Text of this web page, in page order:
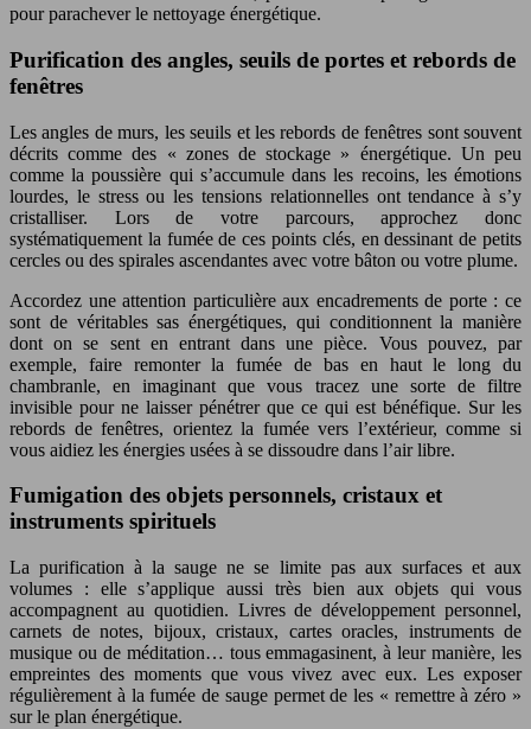
pour parachever le nettoyage énergétique.
Purification des angles, seuils de portes et rebords de
fenêtres
Les angles de murs, les seuils et les rebords de fenêtres sont souvent
décrits comme des « zones de stockage » énergétique. Un peu
comme la poussière qui s’accumule dans les recoins, les émotions
lourdes, le stress ou les tensions relationnelles ont tendance à s’y
cristalliser. Lors de votre parcours, approchez donc
systématiquement la fumée de ces points clés, en dessinant de petits
cercles ou des spirales ascendantes avec votre bâton ou votre plume.
Accordez une attention particulière aux encadrements de porte : ce
sont de véritables sas énergétiques, qui conditionnent la manière
dont on se sent en entrant dans une pièce. Vous pouvez, par
exemple, faire remonter la fumée de bas en haut le long du
chambranle, en imaginant que vous tracez une sorte de filtre
invisible pour ne laisser pénétrer que ce qui est bénéfique. Sur les
rebords de fenêtres, orientez la fumée vers l’extérieur, comme si
vous aidiez les énergies usées à se dissoudre dans l’air libre.
Fumigation des objets personnels, cristaux et
instruments spirituels
La purification à la sauge ne se limite pas aux surfaces et aux
volumes : elle s’applique aussi très bien aux objets qui vous
accompagnent au quotidien. Livres de développement personnel,
carnets de notes, bijoux, cristaux, cartes oracles, instruments de
musique ou de méditation… tous emmagasinent, à leur manière, les
empreintes des moments que vous vivez avec eux. Les exposer
régulièrement à la fumée de sauge permet de les « remettre à zéro »
sur le plan énergétique.